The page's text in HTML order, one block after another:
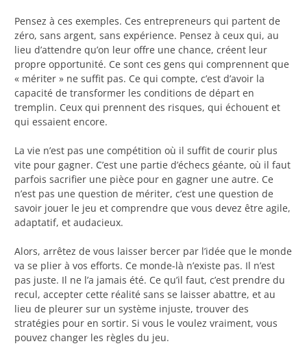
Pensez à ces exemples. Ces entrepreneurs qui partent de
zéro, sans argent, sans expérience. Pensez à ceux qui, au
lieu d’attendre qu’on leur offre une chance, créent leur
propre opportunité. Ce sont ces gens qui comprennent que
« mériter » ne suffit pas. Ce qui compte, c’est d’avoir la
capacité de transformer les conditions de départ en
tremplin. Ceux qui prennent des risques, qui échouent et
qui essaient encore.
La vie n’est pas une compétition où il suffit de courir plus
vite pour gagner. C’est une partie d’échecs géante, où il faut
parfois sacrifier une pièce pour en gagner une autre. Ce
n’est pas une question de mériter, c’est une question de
savoir jouer le jeu et comprendre que vous devez être agile,
adaptatif, et audacieux.
Alors, arrêtez de vous laisser bercer par l’idée que le monde
va se plier à vos efforts. Ce monde-là n’existe pas. Il n’est
pas juste. Il ne l’a jamais été. Ce qu’il faut, c’est prendre du
recul, accepter cette réalité sans se laisser abattre, et au
lieu de pleurer sur un système injuste, trouver des
stratégies pour en sortir. Si vous le voulez vraiment, vous
pouvez changer les règles du jeu.